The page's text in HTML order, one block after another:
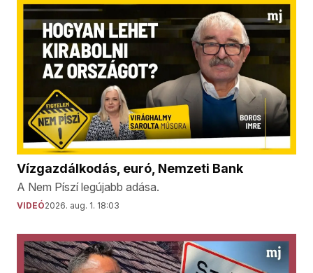
Vízgazdálkodás, euró, Nemzeti Bank
A Nem Píszí legújabb adása.
VIDEÓ2026. aug. 1. 18:03